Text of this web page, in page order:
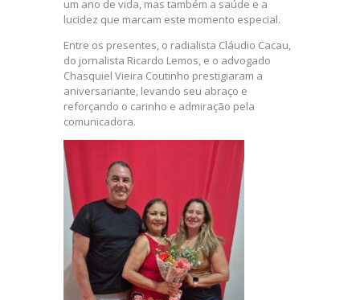
um ano de vida, mas também a saúde e a
lucidez que marcam este momento especial.
Entre os presentes, o radialista Cláudio Cacau,
do jornalista Ricardo Lemos, e o advogado
Chasquiel Vieira Coutinho prestigiaram a
aniversariante, levando seu abraço e
reforçando o carinho e admiração pela
comunicadora.